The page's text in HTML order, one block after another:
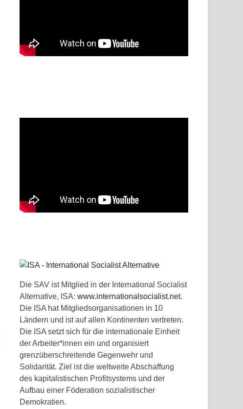
Die SAV ist Mitglied in der International Socialist
Alternative, ISA:www.internationalsocialist.net.
Die ISA hat Mitgliedsorganisationen in 10
Ländern und ist auf allen Kontinenten vertreten.
Die ISA setzt sich für die internationale Einheit
der Arbeiter*innen ein und organisiert
grenzüberschreitende Gegenwehr und
Solidarität. Ziel ist die weltweite Abschaffung
des kapitalistischen Profitsystems und der
Aufbau einer Föderation sozialistischer
Demokratien.